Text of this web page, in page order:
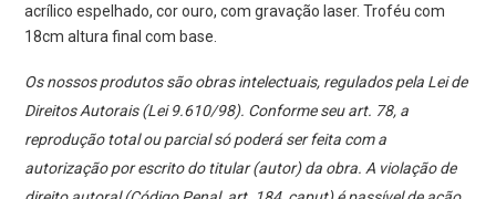
acrílico espelhado, cor ouro, com gravação laser. Troféu com
18cm altura final com base.
Os nossos produtos são obras intelectuais, regulados pela Lei de
Direitos Autorais (Lei 9.610/98). Conforme seu art. 78, a
reprodução total ou parcial só poderá ser feita com a
autorização por escrito do titular (autor) da obra. A violação de